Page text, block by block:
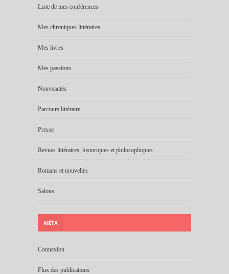
Liste de mes conférences
Mes chroniques littéraires
Mes livres
Mes passions
Nouveautés
Parcours littéraire
Presse
Revues littéraires, historiques et philosophiques
Romans et nouvelles
Salons
MÉTA
Connexion
Flux des publications